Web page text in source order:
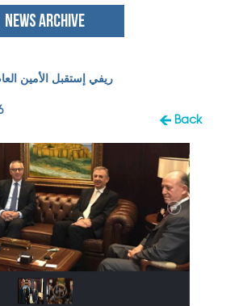
NEWS ARCHIVE
ريفي إستقبل الأمين
Back